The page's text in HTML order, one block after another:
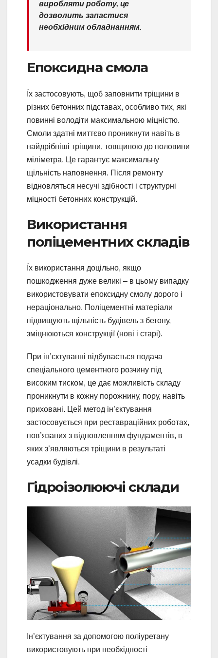
виробляти роботу, це
дозволить запастися
необхідним обладнанням.
Епоксидна смола
Їх застосовують, щоб заповнити тріщини в
різних бетонних підставах, особливо тих, які
повинні володіти максимальною міцністю.
Смоли здатні миттєво проникнути навіть в
найдрібніші тріщини, товщиною до половини
міліметра. Це гарантує максимальну
щільність наповнення. Після ремонту
відновляться несучі здібності і структурні
міцності бетонних конструкцій.
Використання
поліцементних складів
Їх використання доцільно, якщо
пошкодження дуже великі – в цьому випадку
використовувати епоксидну смолу дорого і
нераціонально. Поліцементні матеріали
підвищують щільність будівель з бетону,
зміцнюються конструкції (нові і старі).
При ін’єктуванні відбувається подача
спеціального цементного розчину під
високим тиском, це дає можливість складу
проникнути в кожну порожнину, пору, навіть
приховані. Цей метод ін’єктування
застосовується при реставраційних роботах,
пов’язаних з відновленням фундаментів, в
яких з’являються тріщини в результаті
усадки будівлі.
Гідроізолюючі склади
Ін’єктування за допомогою поліуретану
використовують при необхідності